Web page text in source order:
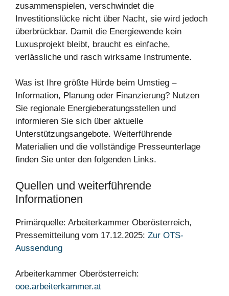
zusammenspielen, verschwindet die
Investitionslücke nicht über Nacht, sie wird jedoch
überbrückbar. Damit die Energiewende kein
Luxusprojekt bleibt, braucht es einfache,
verlässliche und rasch wirksame Instrumente.
Was ist Ihre größte Hürde beim Umstieg –
Information, Planung oder Finanzierung? Nutzen
Sie regionale Energieberatungsstellen und
informieren Sie sich über aktuelle
Unterstützungsangebote. Weiterführende
Materialien und die vollständige Presseunterlage
finden Sie unter den folgenden Links.
Quellen und weiterführende
Informationen
Primärquelle: Arbeiterkammer Oberösterreich,
Pressemitteilung vom 17.12.2025: Zur OTS-
Aussendung
Arbeiterkammer Oberösterreich:
ooe.arbeiterkammer.at